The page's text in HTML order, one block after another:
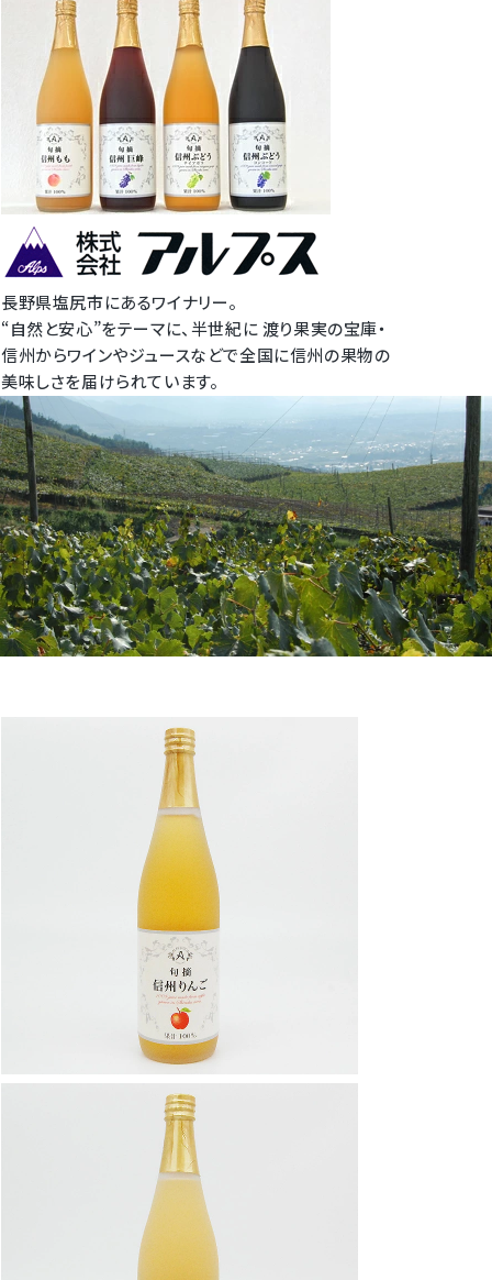
長野県塩尻市にあるワイナリー。
“自然と安心”をテーマに、半世紀に 渡り果実の宝庫・
信州からワインやジュースなどで全国に信州の果物の
美味しさを届けられています。